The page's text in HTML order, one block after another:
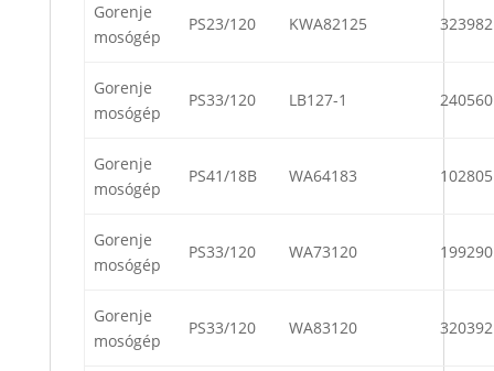
Gorenje
mosógép
PS23/120 KWA82125 323982
Gorenje
mosógép
PS33/120 LB127-1 240560
Gorenje
mosógép
PS41/18B WA64183 102805
Gorenje
mosógép
PS33/120 WA73120 199290
Gorenje
mosógép
PS33/120 WA83120 320392